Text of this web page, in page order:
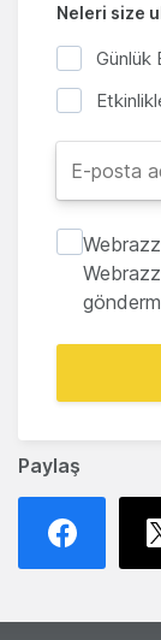
Paylaş
Neleri size
Günlük